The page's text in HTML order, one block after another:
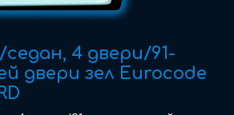
седан, 4 двери/91-
двери зел Eurocode